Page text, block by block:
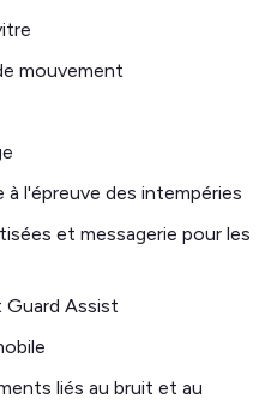
mouvement
à l'épreuve des intempéries
et messagerie pour les
Guard Assist
liés au bruit et au